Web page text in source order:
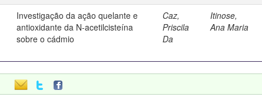
Investigação da ação quelante e
antioxidante da N-acetilcisteína
sobre o cádmio
Caz,
Priscila
Da
Itinose,
Ana Maria